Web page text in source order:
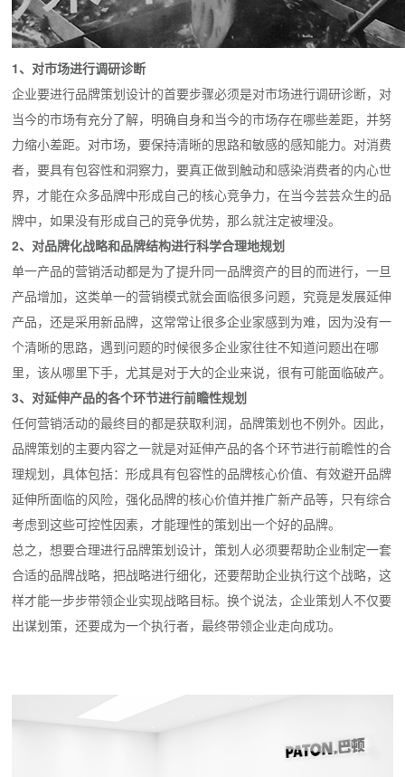
1、对市场进行调研诊断
企业要进行品牌策划设计的首要步骤必须是对市场进行调研诊断，对
当今的市场有充分了解，明确自身和当今的市场存在哪些差距，并努
力缩小差距。对市场，要保持清晰的思路和敏感的感知能力。对消费
者，要具有包容性和洞察力，要真正做到触动和感染消费者的内心世
界，才能在众多品牌中形成自己的核心竞争力，在当今芸芸众生的品
牌中，如果没有形成自己的竞争优势，那么就注定被埋没。
2、对品牌化战略和品牌结构进行科学合理地规划
单一产品的营销活动都是为了提升同一品牌资产的目的而进行，一旦
产品增加，这类单一的营销模式就会面临很多问题，究竟是发展延伸
产品，还是采用新品牌，这常常让很多企业家感到为难，因为没有一
个清晰的思路，遇到问题的时候很多企业家往往不知道问题出在哪
里，该从哪里下手，尤其是对于大的企业来说，很有可能面临破产。
3、对延伸产品的各个环节进行前瞻性规划
任何营销活动的最终目的都是获取利润，品牌策划也不例外。因此，
品牌策划的主要内容之一就是对延伸产品的各个环节进行前瞻性的合
理规划，具体包括：形成具有包容性的品牌核心价值、有效避开品牌
延伸所面临的风险，强化品牌的核心价值并推广新产品等，只有综合
考虑到这些可控性因素，才能理性的策划出一个好的品牌。
总之，想要合理进行品牌策划设计，策划人必须要帮助企业制定一套
合适的品牌战略，把战略进行细化，还要帮助企业执行这个战略，这
样才能一步步带领企业实现战略目标。换个说法，企业策划人不仅要
出谋划策，还要成为一个执行者，最终带领企业走向成功。